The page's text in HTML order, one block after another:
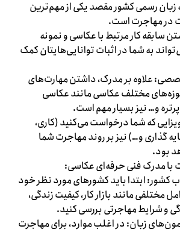
زبان رسمی کشور مقصد یکی از مهم‌ترین
در مهاجرت است.
سابقه کار مرتبط با عکاسی و نمونه
به شما در اثبات توانایی‌هایتان کمک
علاوه بر مدرک، داشتن مهارت‌های
مختلف عکاسی مانند عکاسی
پرتره و… نیز بسیار مهم است.
که شما درخواست می‌کنید (کاری،
گذاری و…) نیز بر روند مهاجرت شما
بود.
با مدرک فنی حرفه‌ای عکاسی:
کشور: ابتدا باید کشورهای مورد نظر خود
مختلفی مانند بازار کار، کیفیت زندگی،
و شرایط مهاجرتی بررسی کنید.
زبان: در اغلب موارد، برای مهاجرت